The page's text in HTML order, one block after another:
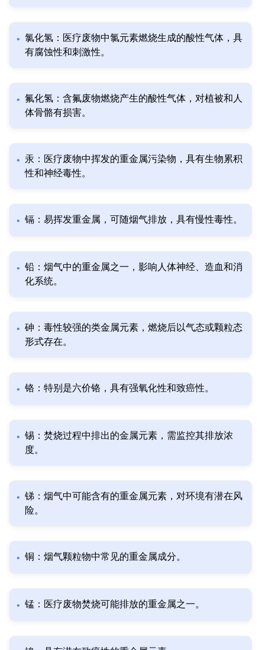
氯化氢：医疗废物中氯元素燃烧生成的酸性气体，具
有腐蚀性和刺激性。
氟化氢：含氟废物燃烧产生的酸性气体，对植被和人
体骨骼有损害。
汞：医疗废物中挥发的重金属污染物，具有生物累积
性和神经毒性。
镉：易挥发重金属，可随烟气排放，具有慢性毒性。
铅：烟气中的重金属之一，影响人体神经、造血和消
化系统。
砷：毒性较强的类金属元素，燃烧后以气态或颗粒态
形式存在。
铬：特别是六价铬，具有强氧化性和致癌性。
锡：焚烧过程中排出的金属元素，需监控其排放浓
度。
锑：烟气中可能含有的重金属元素，对环境有潜在风
险。
铜：烟气颗粒物中常见的重金属成分。
锰：医疗废物焚烧可能排放的重金属之一。